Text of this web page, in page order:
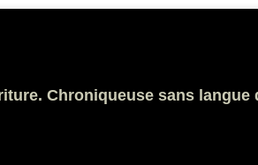
Chroniqueuse sans langue